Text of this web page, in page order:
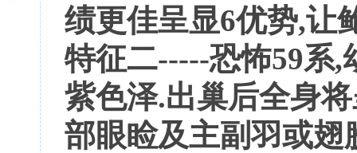
绩更佳呈显6优势,让
特征二-----恐怖59系
紫色泽.出巢后全身
部眼睑及主副羽或翅